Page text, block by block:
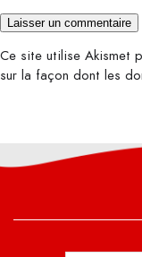
Ce site utilise Akismet
sur la façon dont les